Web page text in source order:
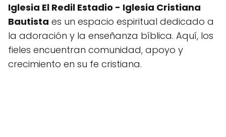
Iglesia El Redil Estadio - Iglesia Cristiana
Bautista es un espacio espiritual dedicado a
la adoración y la enseñanza bíblica. Aquí, los
fieles encuentran comunidad, apoyo y
crecimiento en su fe cristiana.